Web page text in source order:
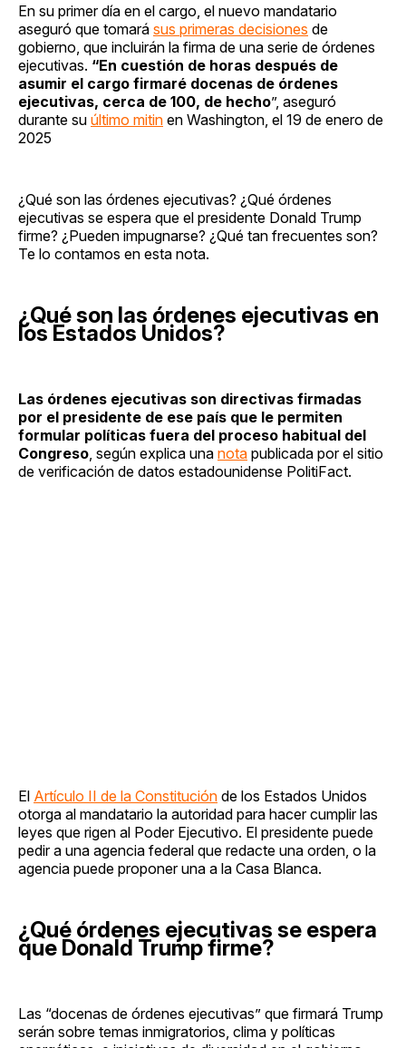
En su primer día en el cargo, el nuevo mandatario
aseguró que tomará sus primeras decisiones de
gobierno, que incluirán la firma de una serie de órdenes
ejecutivas. “En cuestión de horas después de
asumir el cargo firmaré docenas de órdenes
ejecutivas, cerca de 100, de hecho”, aseguró
durante su último mitin en Washington, el 19 de enero de
2025
¿Qué son las órdenes ejecutivas? ¿Qué órdenes
ejecutivas se espera que el presidente Donald Trump
firme? ¿Pueden impugnarse? ¿Qué tan frecuentes son?
Te lo contamos en esta nota.
¿Qué son las órdenes ejecutivas en
los Estados Unidos?
Las órdenes ejecutivas son directivas firmadas
por el presidente de ese país que le permiten
formular políticas fuera del proceso habitual del
Congreso , según explica una nota publicada por el sitio
de verificación de datos estadounidense PolitiFact.
El Artículo II de la Constitución de los Estados Unidos
otorga al mandatario la autoridad para hacer cumplir las
leyes que rigen al Poder Ejecutivo. El presidente puede
pedir a una agencia federal que redacte una orden, o la
agencia puede proponer una a la Casa Blanca.
¿Qué órdenes ejecutivas se espera
que Donald Trump firme?
Las “docenas de órdenes ejecutivas” que firmará Trump
serán sobre temas inmigratorios, clima y políticas